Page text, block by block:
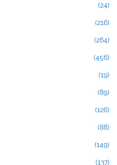
(24)
(216)
(264)
(456)
(19)
(89)
(126)
(88)
(149)
(137)